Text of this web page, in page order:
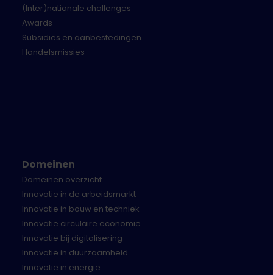
(Inter)nationale challenges
Awards
Subsidies en aanbestedingen
Handelsmissies
Domeinen
Domeinen overzicht
Innovatie in de arbeidsmarkt
Innovatie in bouw en techniek
Innovatie circulaire economie
Innovatie bij digitalisering
Innovatie in duurzaamheid
Innovatie in energie